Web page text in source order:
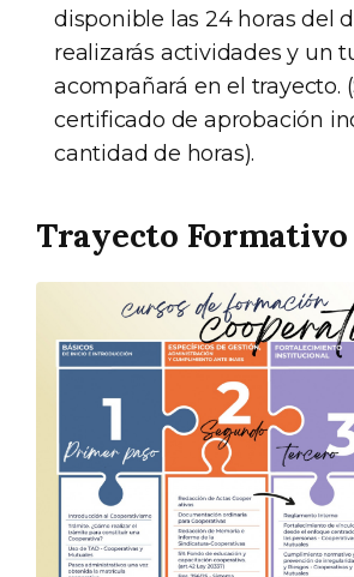
disponible las 24 horas del
realizarás actividades y un
acompañará en el trayecto.
certificado de aprobación
cantidad de horas).
Trayecto Formativo